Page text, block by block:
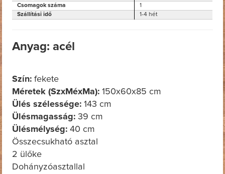
Csomagok száma
1
Szállítási idő
1-4 hét
Anyag: acél
Szín: fekete
Méretek (SzxMéxMa): 150x60x85 cm
Ülés szélessége: 143 cm
Ülésmagasság: 39 cm
Ülésmélység: 40 cm
Összecsukható asztal
2 ülőke
Dohányzóasztallal